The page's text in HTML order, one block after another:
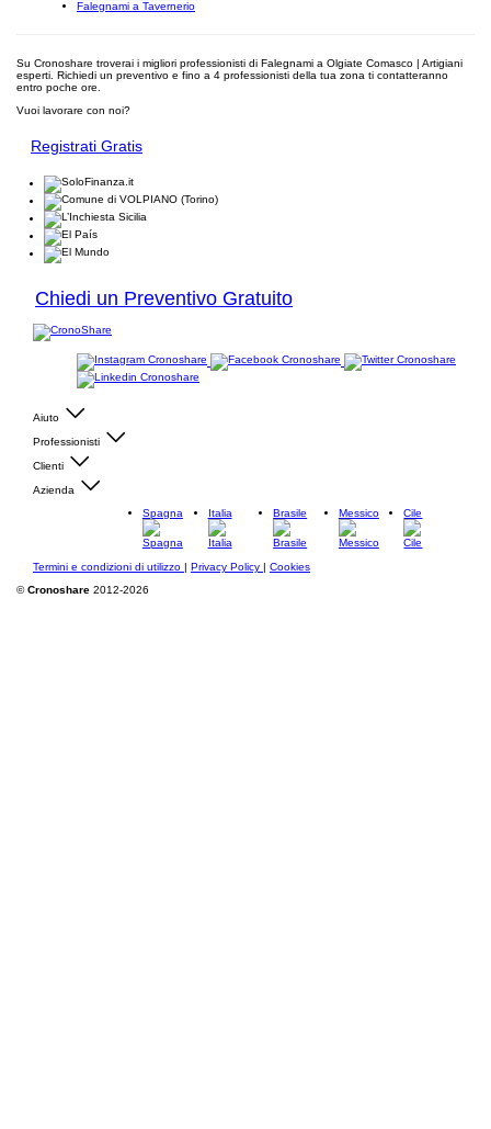
Falegnami a Tavernerio
Su Cronoshare troverai i migliori professionisti di Falegnami a Olgiate Comasco | Artigiani
esperti. Richiedi un preventivo e fino a 4 professionisti della tua zona ti contatteranno
entro poche ore.
Vuoi lavorare con noi?
Registrati Gratis
Chiedi un Preventivo Gratuito
Aiuto
Professionisti
Clienti
Azienda
Spagna
Italia Brasile Messico Cile
Termini e condizioni di utilizzo | Privacy Policy | Cookies
©Cronoshare 2012-2026